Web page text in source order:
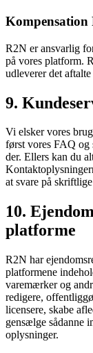
Kompensation
R2N er ansvarlig
på vores platform.
udleverer det
9.
Vi elsker vores
først vores FAQ og
der. Ellers kan du
at svare på
10.
platforme
R2N har
platformene
varemærker og
redigere,
licensere, skabe
gensælge sådanne
oplysninger.